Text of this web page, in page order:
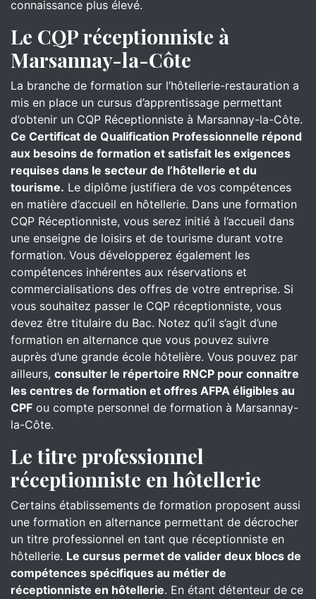
connaissance plus élevé.
Le CQP réceptionniste à
Marsannay-la-Côte
La branche de formation sur l’hôtellerie-restauration a
mis en place un cursus d’apprentissage permettant
d’obtenir un CQP Réceptionniste à Marsannay-la-Côte.
Ce Certificat de Qualification Professionnelle répond
aux besoins de formation et satisfait les exigences
requises dans le secteur de l’hôtellerie et du
tourisme. Le diplôme justifiera de vos compétences
en matière d’accueil en hôtellerie. Dans une formation
CQP Réceptionniste, vous serez initié à l’accueil dans
une enseigne de loisirs et de tourisme durant votre
formation. Vous développerez également les
compétences inhérentes aux réservations et
commercialisations des offres de votre entreprise. Si
vous souhaitez passer le CQP réceptionniste, vous
devez être titulaire du Bac. Notez qu’il s’agit d’une
formation en alternance que vous pouvez suivre
auprès d’une grande école hôtelière. Vous pouvez par
ailleurs, consulter le répertoire RNCP pour connaitre
les centres de formation et offres AFPA éligibles au
CPF ou compte personnel de formation à Marsannay-
la-Côte.
Le titre professionnel
réceptionniste en hôtellerie
Certains établissements de formation proposent aussi
une formation en alternance permettant de décrocher
un titre professionnel en tant que réceptionniste en
hôtellerie. Le cursus permet de valider deux blocs de
compétences spécifiques au métier de
réceptionniste en hôtellerie. En étant détenteur de ce